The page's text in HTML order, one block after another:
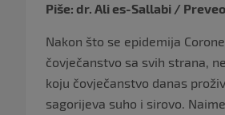
Piše: dr. Ali es-Sallabi /
Nakon što se epidemija
čovječanstvo sa svih strana,
koju čovječanstvo danas
sagorijeva suho i sirovo.